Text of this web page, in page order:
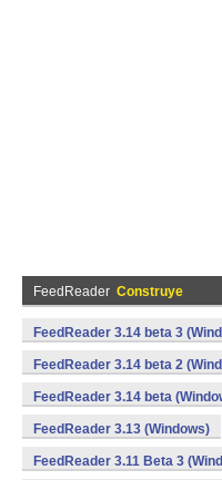
FeedReader Construye
FeedReader 3.14 beta 3
FeedReader 3.14 beta 2
FeedReader 3.14 beta
FeedReader 3.13 (Windows)
FeedReader 3.11 Beta 3